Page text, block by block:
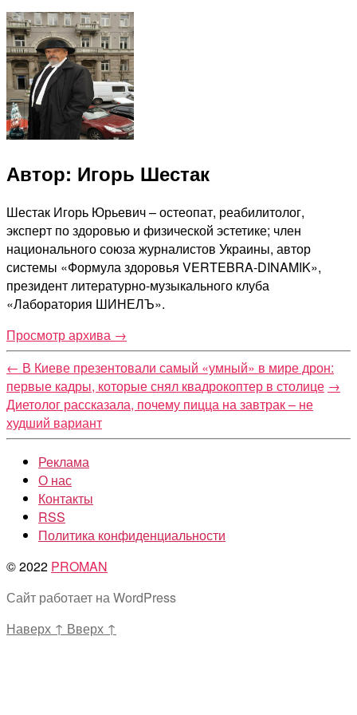
Автор: Игорь Шестак
Шестак Игорь Юрьевич – остеопат, реабилитолог,
эксперт по здоровью и физической эстетике; член
национального союза журналистов Украины, автор
системы «Формула здоровья VERTEBRA-DINAMIK»,
президент литературно-музыкального клуба
«Лаборатория ШИНЕЛЪ».
Просмотр архива →
← В Киеве презентовали самый «умный» в мире дрон:
первые кадры, которые снял квадрокоптер в столице →
Диетолог рассказала, почему пицца на завтрак – не
худший вариант
Реклама
О нас
Контакты
RSS
Политика конфиденциальности
© 2022 PROMAN
Сайт работает на WordPress
Наверх ↑ Вверх ↑